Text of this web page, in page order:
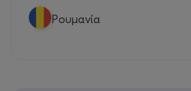
Ρουμανία